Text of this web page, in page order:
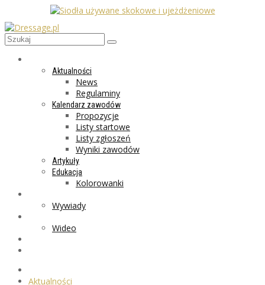
Aktualności
News
Regulaminy
Kalendarz zawodów
Propozycje
Listy startowe
Listy zgłoszeń
Wyniki zawodów
Artykuły
Edukacja
Kolorowanki
Wywiady
Wideo
Aktualności